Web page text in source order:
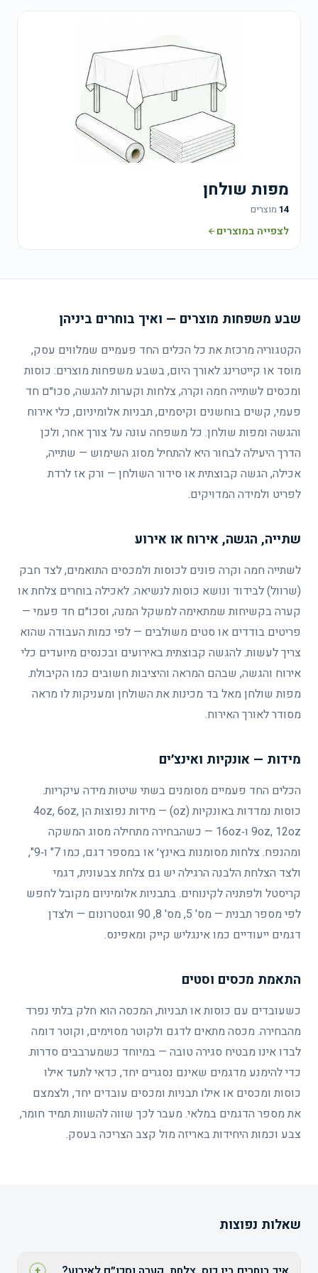
מפות שולחן
14 מוצרים
לצפייה במוצרים
שבע משפחות מוצרים — ואיך בוחרים ביניהן
הקטגוריה מרכזת את כל הכלים החד פעמיים שמלווים עסק,
מוסד או קייטרינג לאורך היום, בשבע משפחות מוצרים: כוסות
ומכסים לשתייה חמה וקרה, צלחות וקערות להגשה, סכו״ם חד
פעמי, קשים בוחשנים וקיסמים, תבניות אלומיניום, כלי אירוח
והגשה ומפות שולחן. כל משפחה עונה על צורך אחר, ולכן
הדרך היעילה לבחור היא להתחיל מסוג השימוש — שתייה,
אכילה, הגשה קבוצתית או סידור השולחן — ורק אז לרדת
לפריט ולמידה המדויקים.
שתייה, הגשה, אירוח או אירוע
לשתייה חמה וקרה פונים לכוסות ולמכסים התואמים, לצד חבק
(שרוול) לבידוד ונושא כוסות לנשיאה. לאכילה בוחרים צלחת או
קערה בקשיחות שמתאימה למשקל המנה, וסכו״ם חד פעמי —
פריטים בודדים או סטים משולבים — לפי כמות העבודה שהוא
צריך לעשות. להגשה קבוצתית באירועים ובכנסים מיועדים כלי
אירוח והגשה, שבהם המראה והיציבות חשובים כמו הקיבולת.
מפות שולחן מאל בד מכינות את השולחן ומעניקות לו מראה
מסודר לאורך האירוח.
מידות — אונקיות ואינצ׳ים
הכלים החד פעמיים מסומנים בשתי שיטות מידה עיקריות.
כוסות נמדדות באונקיות (oz) — מידות נפוצות הן 4oz, 6oz,
9oz, 12oz ו‑16oz — כשהבחירה מתחילה מסוג המשקה
ומהנפח. צלחות מסומנות באינץ׳ או במספר דגם, כמו 7" ו‑9",
ולצד הצלחת הלבנה הרגילה יש גם צלחת צבעונית, דגמי
קריסטל ולפתניה לקינוחים. בתבניות אלומיניום מקובל לחפש
לפי מספר תבנית — מס' 5, מס' 8, 90 וגסטרונום — ולצדן
דגמים ייעודיים כמו אינגליש קייק ומאפינס.
התאמת מכסים וסטים
כשעובדים עם כוסות או תבניות, המכסה הוא חלק בלתי נפרד
מהבחירה. מכסה מתאים לדגם ולקוטר מסוימים, וקוטר דומה
לבדו אינו מבטיח סגירה טובה — במיוחד כשמערבבים סדרות.
כדי להימנע מדגמים שאינם נסגרים יחד, כדאי לתעד אילו
כוסות ומכסים או אילו תבניות ומכסים עובדים יחד, ולצמצם
את מספר הדגמים במלאי. מעבר לכך שווה להשוות תמיד חומר,
צבע וכמות היחידות באריזה מול קצב הצריכה בעסק.
שאלות נפוצות